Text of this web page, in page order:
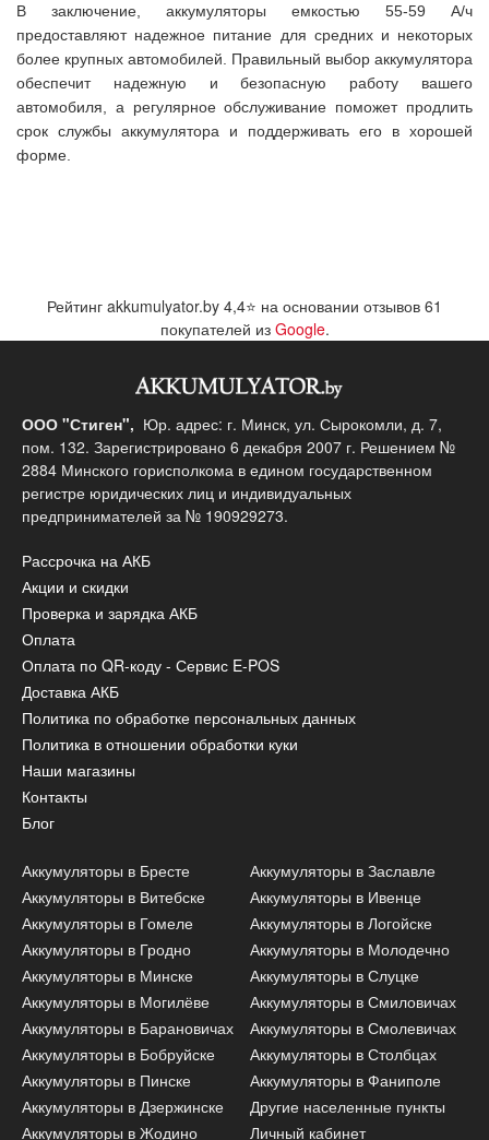
В заключение, аккумуляторы емкостью 55-59 А/ч
предоставляют надежное питание для средних и некоторых
более крупных автомобилей. Правильный выбор аккумулятора
обеспечит надежную и безопасную работу вашего
автомобиля, а регулярное обслуживание поможет продлить
срок службы аккумулятора и поддерживать его в хорошей
форме.
Рейтинг akkumulyator.by 4,4⭐ на основании отзывов 61
покупателей из Google.
ООО "Стиген", Юр. адрес: г. Минск, ул. Сырокомли, д. 7,
пом. 132. Зарегистрировано 6 декабря 2007 г. Решением №
2884 Минского горисполкома в едином государственном
регистре юридических лиц и индивидуальных
предпринимателей за № 190929273.
Рассрочка на АКБ
Акции и скидки
Проверка и зарядка АКБ
Оплата
Оплата по QR-коду - Сервис E-POS
Доставка АКБ
Политика по обработке персональных данных
Политика в отношении обработки куки
Наши магазины
Контакты
Блог
Аккумуляторы в Бресте
Аккумуляторы в Витебске
Аккумуляторы в Гомеле
Аккумуляторы в Гродно
Аккумуляторы в Минске
Аккумуляторы в Могилёве
Аккумуляторы в Барановичах
Аккумуляторы в Бобруйске
Аккумуляторы в Пинске
Аккумуляторы в Дзержинске
Аккумуляторы в Жодино
Аккумуляторы в Заславле
Аккумуляторы в Ивенце
Аккумуляторы в Логойске
Аккумуляторы в Молодечно
Аккумуляторы в Слуцке
Аккумуляторы в Смиловичах
Аккумуляторы в Смолевичах
Аккумуляторы в Столбцах
Аккумуляторы в Фаниполе
Другие населенные пункты
Личный кабинет